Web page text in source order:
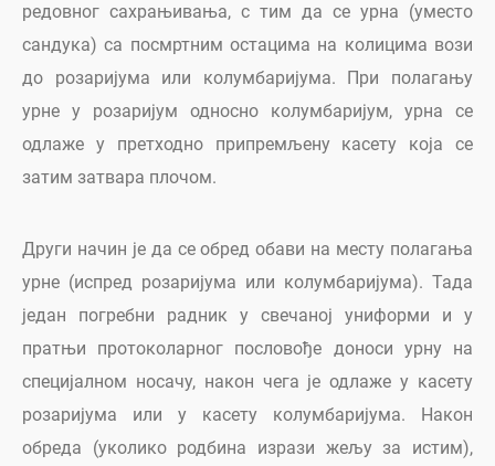
редовног сахрањивања, с тим да се урна (уместо
сандука) са посмртним остацима на колицима вози
до розаријума или колумбаријума. При полагању
урне у розаријум односно колумбаријум, урна се
одлаже у претходно припремљену касету која се
затим затвара плочом.
Други начин је да се обред обави на месту полагања
урне (испред розаријума или колумбаријума). Тада
један погребни радник у свечаној униформи и у
пратњи протоколарног пословође доноси урну на
специјалном носачу, након чега је одлаже у касету
розаријума или у касету колумбаријума. Након
обреда (уколико родбина изрази жељу за истим),